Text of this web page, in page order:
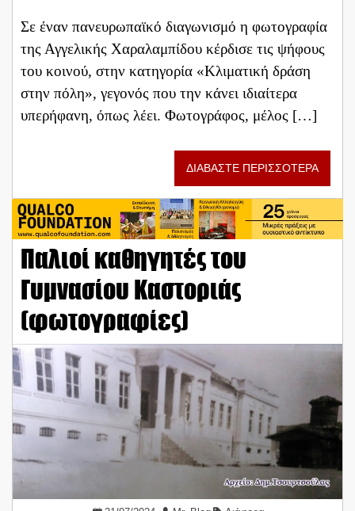
Σε έναν πανευρωπαϊκό διαγωνισμό η φωτογραφία
της Αγγελικής Χαραλαμπίδου κέρδισε τις ψήφους
του κοινού, στην κατηγορία «Κλιματική δράση
στην πόλη», γεγονός που την κάνει ιδιαίτερα
υπερήφανη, όπως λέει. Φωτογράφος, μέλος […]
ΔΙΑΒΑΣΤΕ ΠΕΡΙΣΣΟΤΕΡΑ
Παλιοί καθηγητές του
Γυμνασίου Καστοριάς
(φωτογραφίες)